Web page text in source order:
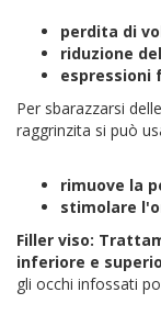
perdita di
riduzione
espressioni
Per sbarazzarsi
raggrinzita si può
rimuove la
stimolare
Filler viso:
inferiore e
gli occhi infossati